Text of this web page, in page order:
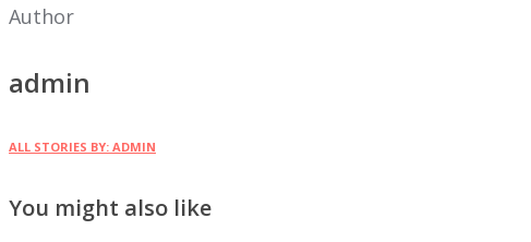
Author
admin
ALL STORIES BY: ADMIN
You might also like